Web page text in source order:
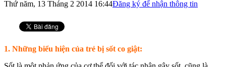
Thứ năm, 13 Tháng 2 2014 16:44Đăng ký để nhận thông tin
1. Những biểu hiện của trẻ bị sốt co giật: